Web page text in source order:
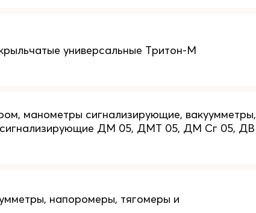
универсальные Тритон-М
манометры сигнализирующие, вакуумметры,
сигнализирующие ДМ 05, ДМТ 05, ДМ Сг 05, ДВ
напоромеры, тягомеры и